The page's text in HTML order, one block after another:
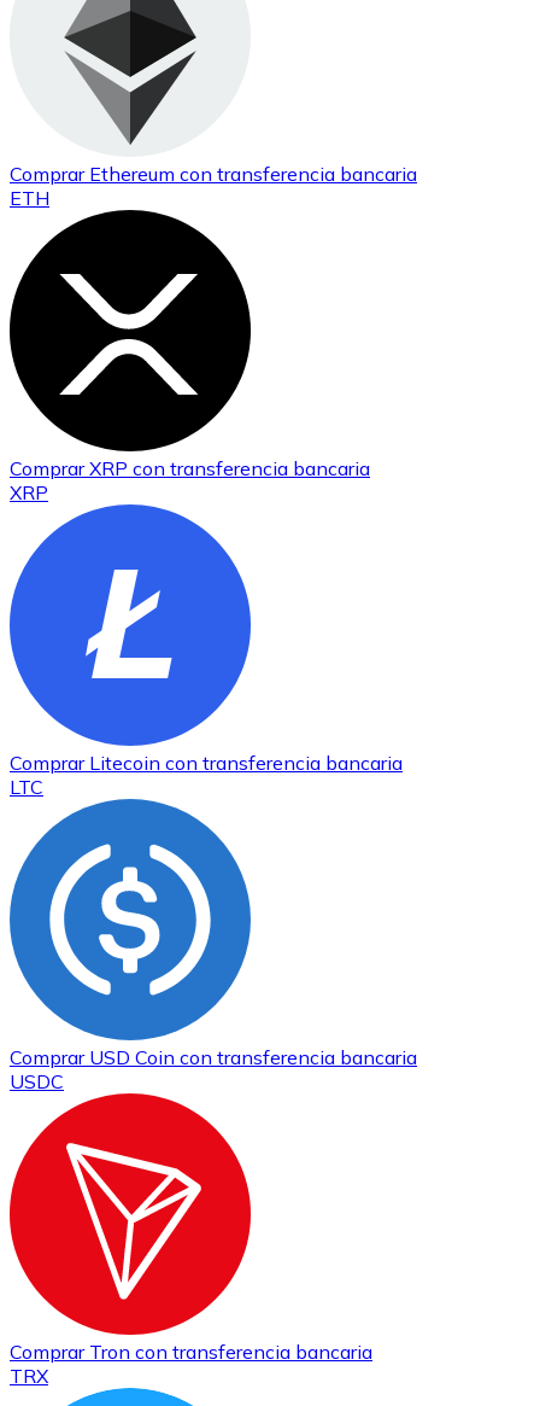
Comprar Ethereum con transferencia bancaria
ETH
ComprarXRP con transferencia bancaria
XRP
Comprar Litecoin con transferencia bancaria
LTC
Comprar USD Coin con transferencia bancaria
USDC
Comprar Tron con transferencia bancaria
TRX